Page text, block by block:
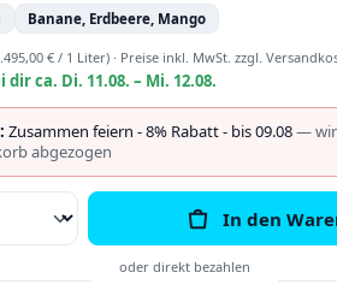
Banane, Erdbeere, Mango
€ / 1 Liter) · Preise inkl. MwSt. zzgl.
dir ca. Di. 11.08. – Mi. 12.08.
Zusammen feiern - 8% Rabatt - bis 09.08—
abgezogen
Gib den In den